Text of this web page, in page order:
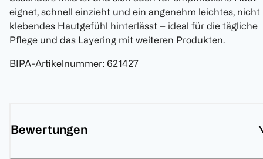
eignet, schnell einzieht und ein angenehm leichtes, nicht
klebendes Hautgefühl hinterlässt – ideal für die tägliche
Pflege und das Layering mit weiteren Produkten.
BIPA-Artikelnummer: 621427
Bewertungen